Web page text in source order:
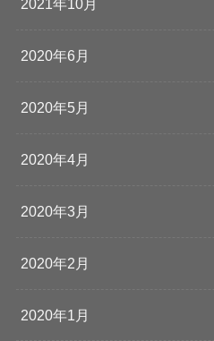
2021年10月
2020年6月
2020年5月
2020年4月
2020年3月
2020年2月
2020年1月